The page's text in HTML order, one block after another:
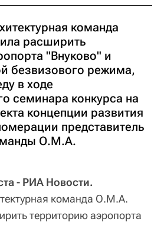
команда
расширить
"Внуково" и
безвизового режима,
в ходе
семинара конкурса на
концепции развития
представитель
О.М.А.
- РИА Новости.
команда О.М.А.
территорию аэропорта